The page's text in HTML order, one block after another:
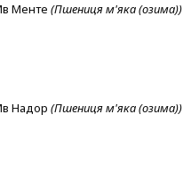
Менте (Пшениця м'яка (озима))
Надор (Пшениця м'яка (озима))